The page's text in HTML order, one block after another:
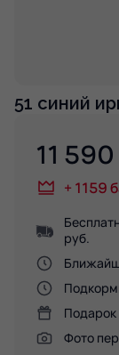
51 синий
11 590
+ 1159
руб.
Подарок
Фото